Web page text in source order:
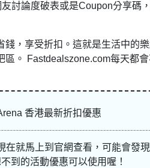
討論度破表或是Coupon分享碼
，享受折扣。這就是生活中的
。 Fastdealszone.com每天都
香港最新折扣優惠
在就馬上到官網查看，可能會發
到的活動優惠可以使用喔！